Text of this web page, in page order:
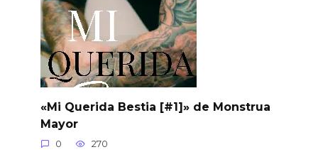
«Mi Querida Bestia [#1]» de Monstrua
Mayor
0 270